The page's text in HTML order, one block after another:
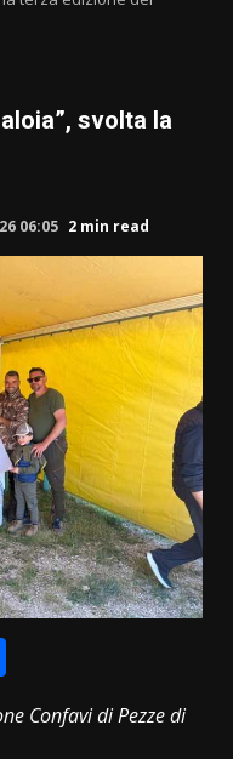
svolta la
06:05 2 min read
Confavi di Pezze di